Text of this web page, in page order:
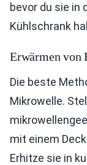
bevor du sie in
Kühlschrank
Erwärmen von
Die beste
Mikrowelle.
mit einem
Erhitze sie in